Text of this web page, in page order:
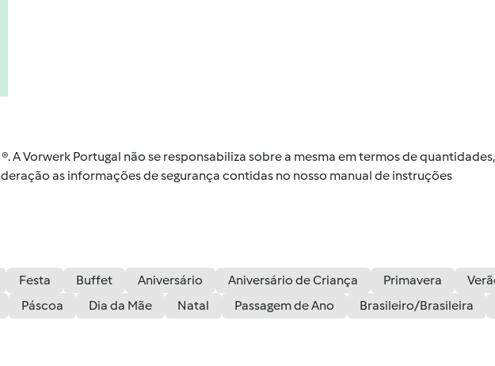
A Vorwerk Portugal não se responsabiliza sobre a mesma em termos de
as informações de segurança contidas no nosso manual de instruções
Festa Buffet Aniversário Aniversário de Criança Primavera
Páscoa Dia da Mãe Natal Passagem de Ano Brasileiro/Brasileira